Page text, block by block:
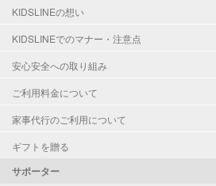
KIDSLINEの想い
KIDSLINEでのマナー・注意点
安心安全への取り組み
ご利用料金について
家事代行のご利用について
ギフトを贈る
サポーター